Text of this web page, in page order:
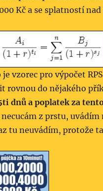
Kč a se splatností
vzorec pro výpočet
rovnou do nějakého
dnů a poplatek za
necucám z prstu,
tu neuvádím, protože